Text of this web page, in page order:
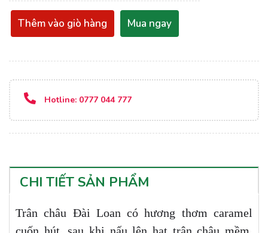
Thêm vào giò hàng Mua ngay
Hotline: 0777 044 777
CHI TIẾT SẢN PHẨM
Trân châu Đài Loan có hương thơm caramel